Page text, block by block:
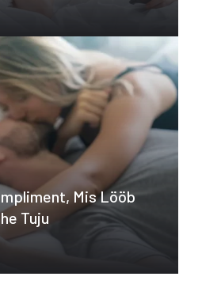
Mis Lööb
Tuju